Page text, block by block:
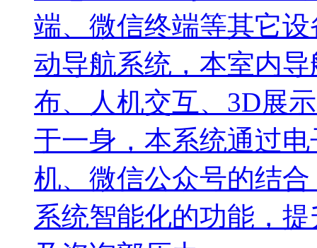
端、微信终端等其它
动导航系统，本室内
布、人机交互、3D展
于一身，本系统通过
机、微信公众号的结
系统智能化的功能，